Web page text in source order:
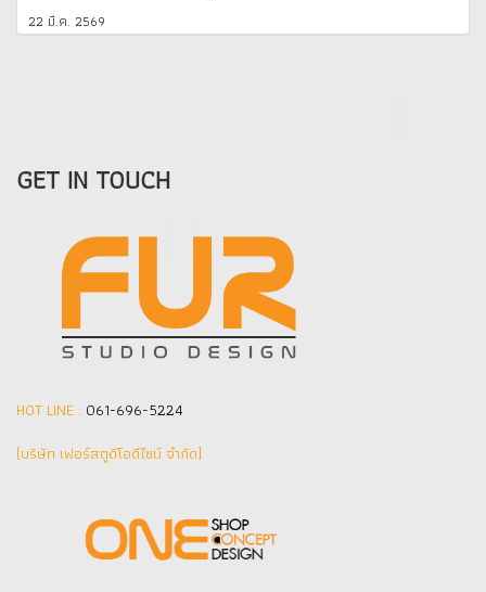
22 มี.ค. 2569
GET IN TOUCH
HOT LINE : 061-696-5224
(บริษัท เฟอร์สตูดิโอดีไซน์ จำกัด]